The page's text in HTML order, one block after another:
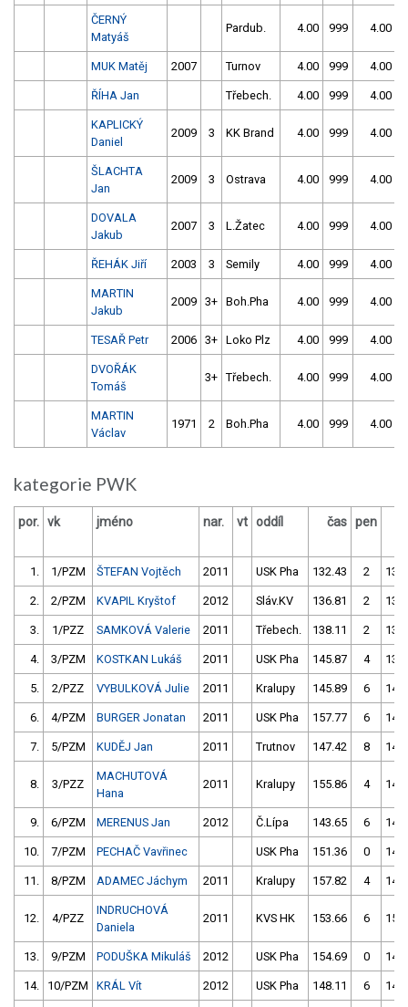
ČERNÝ
Matyáš
Pardub. 4.00 999 4.00
MUK Matěj 2007 Turnov 4.00 999 4.00
ŘÍHA Jan Třebech. 4.00 999 4.00
KAPLICKÝ
Daniel
2009 3 KK Brand 4.00 999 4.00
ŠLACHTA
Jan
2009 3 Ostrava 4.00 999 4.00
DOVALA
Jakub
2007 3 L.Žatec 4.00 999 4.00
ŘEHÁK Jiří 2003 3 Semily 4.00 999 4.00
MARTIN
Jakub
2009 3+ Boh.Pha 4.00 999 4.00
TESAŘ Petr 2006 3+ Loko Plz 4.00 999 4.00
DVOŘÁK
Tomáš
3+ Třebech. 4.00 999 4.00
MARTIN
Václav
1971 2 Boh.Pha 4.00 999 4.00
kategorie PWK
por. vk jméno nar. vt oddíl čas pen
1. 1/PZM ŠTEFAN Vojtěch 2011 USK Pha 132.43 2
2. 2/PZM KVAPIL Kryštof 2012 Sláv.KV 136.81 2
3. 1/PZZ SAMKOVÁ Valerie 2011 Třebech. 138.11 2
4. 3/PZM KOSTKAN Lukáš 2011 USK Pha 145.87 4
5. 2/PZZ VYBULKOVÁ Julie 2011 Kralupy 145.89 6
6. 4/PZM BURGER Jonatan 2011 USK Pha 157.77 6
7. 5/PZM KUDĚJ Jan 2011 Trutnov 147.42 8
8. 3/PZZ
MACHUTOVÁ
Hana
2011 Kralupy 155.86 4
9. 6/PZM MERENUS Jan 2012 Č.Lípa 143.65 6
10. 7/PZM PECHAČ Vavřinec USK Pha 151.36 0
11. 8/PZM ADAMEC Jáchym 2011 Kralupy 157.82 4
12. 4/PZZ
INDRUCHOVÁ
Daniela
2011 KVS HK 153.66 6
13. 9/PZM PODUŠKA Mikuláš 2012 USK Pha 154.69 0
14. 10/PZM KRÁL Vít 2012 USK Pha 148.11 6